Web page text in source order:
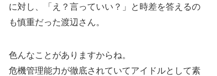
に対し、「え？言っていい？」と時差を答えるの
も慎重だった渡辺さん。
色んなことがありますからね。
危機管理能力が徹底されていてアイドルとして素